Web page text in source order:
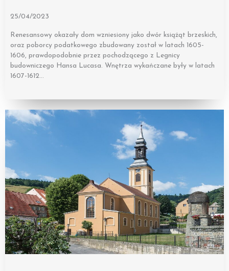
25/04/2023
Renesansowy okazały dom wzniesiony jako dwór książąt brzeskich,
oraz poborcy podatkowego zbudowany został w latach 1605-
1606, prawdopodobnie przez pochodzącego z Legnicy
budowniczego Hansa Lucasa. Wnętrza wykańczane były w latach
1607-1612…